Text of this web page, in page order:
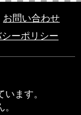
お問い合わせ
ーポリシー
ます。